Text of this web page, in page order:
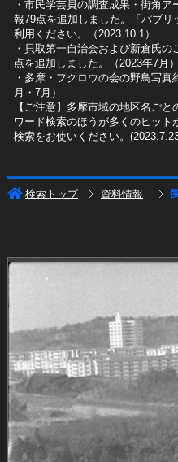
・市民学芸員の調査成果・街角
報79点を追加しました。「パブ
利用ください。（2023.10.1）
・貝取第一自治会および新倉氏
点を追加しました。（2023年7月）
・多摩・フクロウの会の野鳥写
月・7月）
【ご注意】多摩市域の地区名ご
ワード検索のほうが多くのヒット
検索をお使いください。(2023.7.23
検索トップ 資料情報